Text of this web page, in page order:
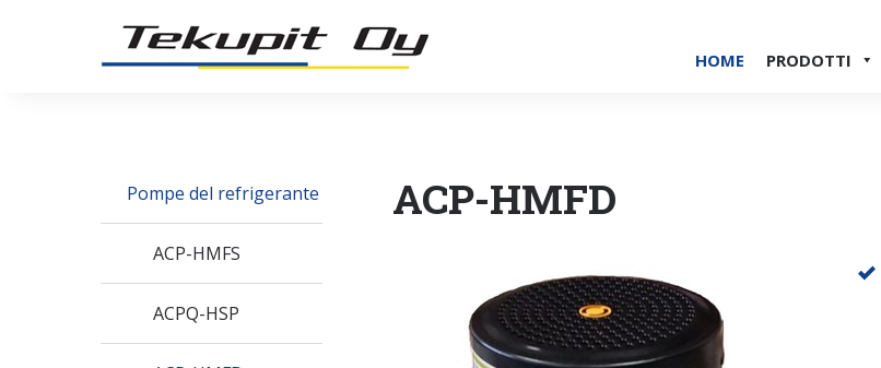
HOME
PRODOTTI
Pompe del refrigerante
ACP-HMFS
ACPQ-HSP
ACP-HMFD